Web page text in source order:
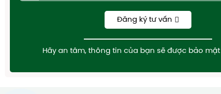
Đăng ký tư vấn
Hãy an tâm, thông tin của bạn sẽ được bảo